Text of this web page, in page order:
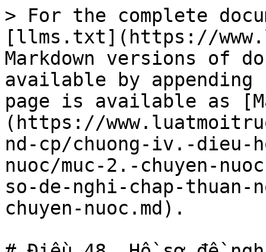
> For the complete
[llms.txt](https://
Markdown versions of
available by
page is available as
(https://
nd-cp/chuong-iv.-dieu-
nuoc/muc-2.-chuyen-
so-de-nghi-chap-thuan-
chuyen-nuoc.md).